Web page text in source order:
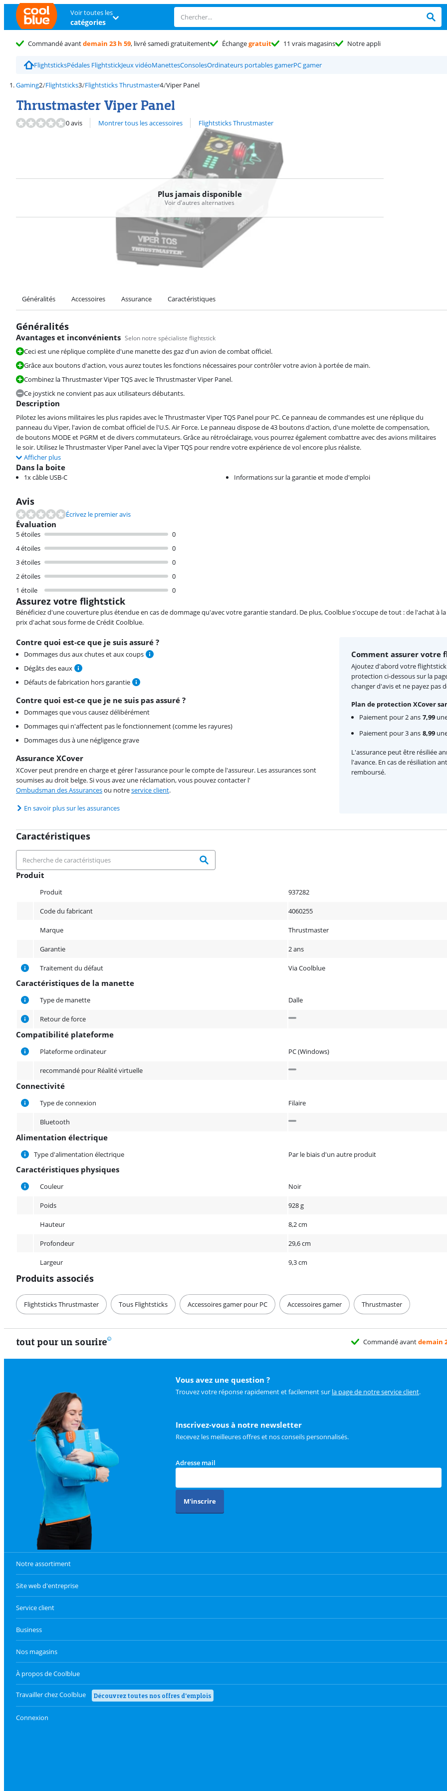
Voir toutes les
catégories
Commandé avantdemain 23 h 59, livré samedi gratuitement Échangegratuit 11 vrais magasins Notre appli
FlightsticksPédales FlightstickJeux vidéoManettesConsolesOrdinateurs portables gamerPC gamer
Gaming Flightsticks Flightsticks Thrustmaster Viper Panel
Thrustmaster Viper Panel
0 avis Montrer tous les accessoires
Découvrez l'ensemble des Flightsticks Thrustmaster
Plus jamais disponible
Voir d'autres alternatives
Généralités Accessoires Assurance Caractéristiques
Généralités
Avantages et inconvénients Selon notre spécialiste flightstick
Ceci est une réplique complète d'une manette des gaz d'un avion de combat officiel.
Grâce aux boutons d'action, vous aurez toutes les fonctions nécessaires pour contrôler votre avion à portée de main.
Combinez la Thrustmaster Viper TQS avec le Thrustmaster Viper Panel.
Ce joystick ne convient pas aux utilisateurs débutants.
Description
Pilotez les avions militaires les plus rapides avec le Thrustmaster Viper TQS Panel pour PC. Ce panneau de commandes est une réplique du
panneau du Viper, l'avion de combat officiel de l'U.S. Air Force. Le panneau dispose de 43 boutons d'action, d'une molette de compensation,
de boutons MODE et PGRM et de divers commutateurs. Grâce au rétroéclairage, vous pourrez également combattre avec des avions militaires
le soir. Utilisez le Thrustmaster Viper Panel avec la Viper TQS pour rendre votre expérience de vol encore plus réaliste.
Afficher plus
Dans la boite
1x câble USB-C Informations sur la garantie et mode d'emploi
Avis
Écrivez le premier avis
Évaluation
5 étoiles
0
4 étoiles
0
3 étoiles
0
2 étoiles
0
1 étoile
0
Assurez votre flightstick
Bénéficiez d'une couverture plus étendue en cas de dommage qu'avec votre garantie standard. De plus, Coolblue s'occupe de tout : de l'achat à
prix d'achat sous forme de Crédit Coolblue.
Contre quoi est-ce que je suis assuré ?
Dommages dus aux chutes et aux coups
Dégâts des eaux
Défauts de fabrication hors garantie
Contre quoi est-ce que je ne suis pas assuré ?
Dommages que vous causez délibérément
Dommages qui n'affectent pas le fonctionnement (comme les rayures)
Dommages dus à une négligence grave
Assurance XCover
XCover peut prendre en charge et gérer l'assurance pour le compte de l'assureur. Les assurances sont
soumises au droit belge. Si vous avez une réclamation, vous pouvez contacter l'
Ombudsman des Assurancesou notreservice client.
En savoir plus sur les assurances
Comment assurer votre
Ajoutez d'abord votre flightstick
protection ci-dessous sur la
changer d'avis et ne payez pas
Plan de protection XCover
Paiement pour 2 ans 7,99
Paiement pour 3 ans 8,99
L'assurance peut être résiliée
l'avance. En cas de résiliation
remboursé.
Caractéristiques
Produit
Produit 937282
Code du fabricant 4060255
Marque Thrustmaster
Garantie 2 ans
Traitement du défaut Via Coolblue
Caractéristiques de la manette
Caractéristiques de la manette
Type de manette Dalle
Retour de force
Compatibilité plateforme
Compatibilité plateforme
Plateforme ordinateur PC (Windows)
recommandé pour Réalité virtuelle
Connectivité
Connectivité
Type de connexion Filaire
Bluetooth
Alimentation électrique
Alimentation électrique
Type d'alimentation électrique Par le biais d'un autre produit
Caractéristiques physiques
Caractéristiques physiques
Couleur Noir
Poids 928 g
Hauteur 8,2 cm
Profondeur 29,6 cm
Largeur 9,3 cm
Produits associés
Flightsticks Thrustmaster Tous Flightsticks Accessoires gamer pour PC Accessoires gamer Thrustmaster
tout pour un sourire Commandé avantdemain
Vous avez une question ?
Trouvez votre réponse rapidement et facilement sur la page de notre service client.
Inscrivez-vous à notre newsletter
Recevez les meilleures offres et nos conseils personnalisés.
Adresse mail
M'inscrire
Notre assortiment
Site web d'entreprise
Service client
Business
Nos magasins
À propos de Coolblue
Travailler chez Coolblue Découvrez toutes nos offres d'emplois
Connexion